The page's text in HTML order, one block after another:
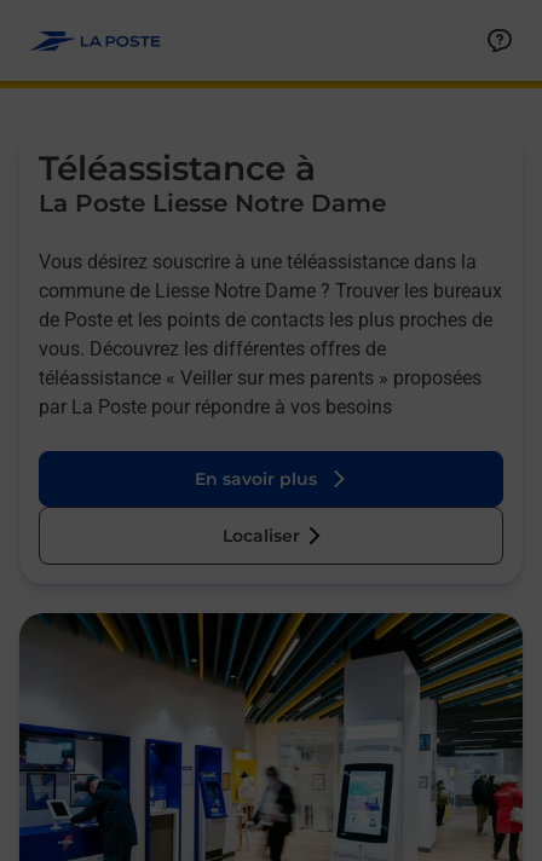
Téléassistance à
La Poste Liesse Notre Dame
Vous désirez souscrire à une téléassistance dans la
commune de Liesse Notre Dame ? Trouver les bureaux
de Poste et les points de contacts les plus proches de
vous. Découvrez les différentes offres de
téléassistance « Veiller sur mes parents » proposées
par La Poste pour répondre à vos besoins
En savoir plus
Localiser